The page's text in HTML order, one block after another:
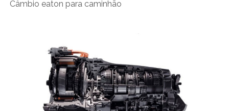
Câmbio eaton para caminhão